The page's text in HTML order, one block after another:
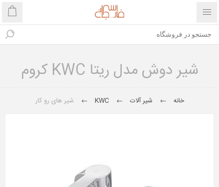
شیر دوش مدل ریتا KWC کروم
خانه شیر آلات KWC شیر های رو کار